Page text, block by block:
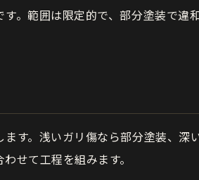
。範囲は限定的で、部分塗装で違
す。浅いガリ傷なら部分塗装、深
せて工程を組みます。